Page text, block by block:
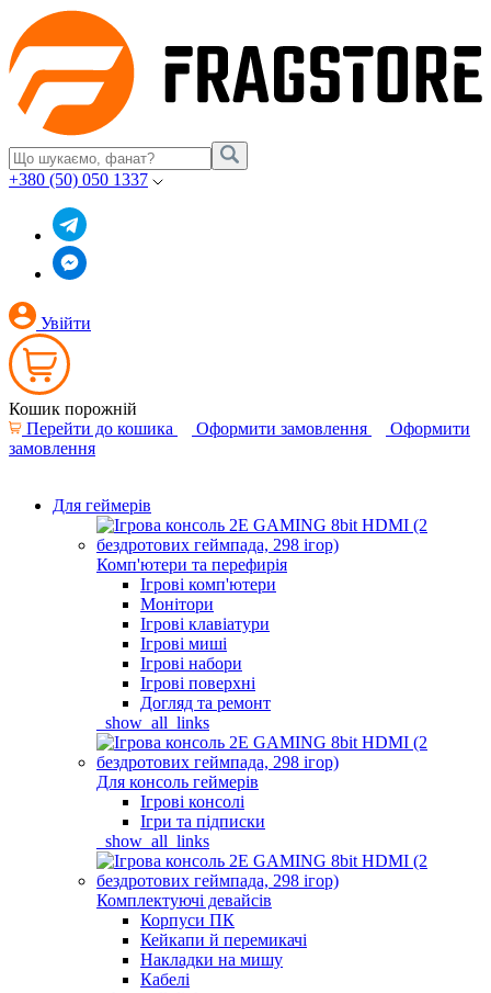
+380 (50) 050 1337
Увійти
Кошик порожній
Перейти до кошика
Оформити замовлення
Оформити
замовлення
Для геймерів
Комп'ютери та перефирія
Ігрові комп'ютери
Монітори
Ігрові клавіатури
Ігрові миші
Ігрові набори
Ігрові поверхні
Догляд та ремонт
_show_all_links
Для консоль геймерів
Ігрові консолі
Ігри та підписки
_show_all_links
Комплектуючі девайсів
Корпуси ПК
Кейкапи й перемикачі
Накладки на мишу
Кабелі